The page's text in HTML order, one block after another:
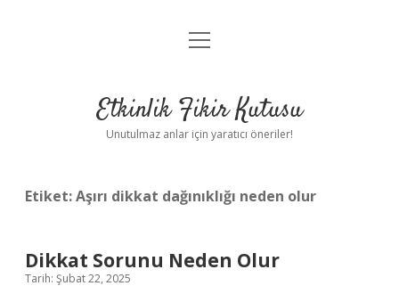
Anasayfa
Yasal Uyarı
menüyü
Etkinlik Fikir Kutusu
Unutulmaz anlar için yaratıcı öneriler!
Etiket:Aşırı dikkat dağınıklığı neden olur
Dikkat Sorunu Neden Olur
Tarih: Şubat 22, 2025